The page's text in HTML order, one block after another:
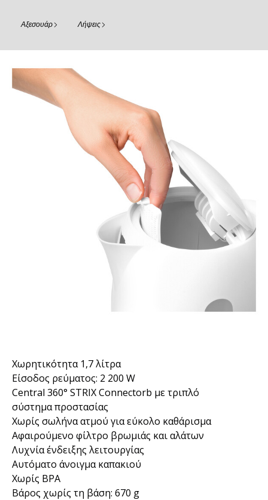
Αξεσουάρ Λήψεις
Χωρητικότητα 1,7 λίτρα
Είσοδος ρεύματος: 2 200 W
Central 360° STRIX Connectorb με τριπλό
σύστημα προστασίας
Χωρίς σωλήνα ατμού για εύκολο καθάρισμα
Αφαιρούμενο φίλτρο βρωμιάς και αλάτων
Λυχνία ένδειξης λειτουργίας
Αυτόματο άνοιγμα καπακιού
Χωρίς BPA
Βάρος χωρίς τη βάση: 670 g